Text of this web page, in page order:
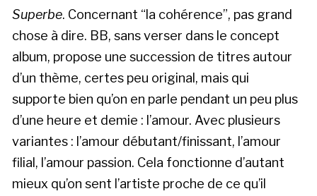
Superbe. Concernant “la cohérence”, pas grand
chose à dire. BB, sans verser dans le concept
album, propose une succession de titres autour
d’un thème, certes peu original, mais qui
supporte bien qu’on en parle pendant un peu plus
d’une heure et demie : l’amour. Avec plusieurs
variantes : l’amour débutant/finissant, l’amour
filial, l’amour passion. Cela fonctionne d’autant
mieux qu’on sent l’artiste proche de ce qu’il